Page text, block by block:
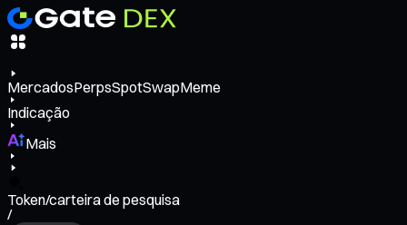
MercadosPerpsSpotSwapMeme
Indicação
Mais
Token/carteira de pesquisa
/